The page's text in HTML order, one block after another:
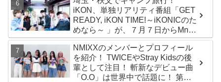
ジ…嬉しくて光栄」
iKON、単独リアリティ番組「GET
READY, iKON TIME!～iKONICのた
めなら～ 」が、７月７日からMnet
で放送・配信スタート
NMIXXのメンバーとプロフィール
を紹介！ TWICEやStray Kidsの後
輩として注目！ 斬新なデビュー曲
「O.O」は世界中で話題に！ 第４